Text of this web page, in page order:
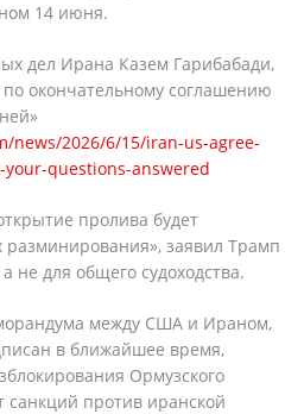
14 июня.
дел Ирана Казем Гарибабади,
по окончательному соглашению
news/2026/6/15/iran-us-agree-
questions-answered
пролива будет
разминирования», заявил Трамп
не для общего судоходства.
между США и Ираном,
в ближайшее время,
Ормузского
против иранской